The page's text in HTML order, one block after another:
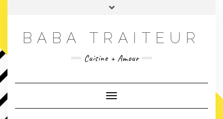
Toggle
BABA TRAITEUR
Cuisine + Amour
Toggle Navigation